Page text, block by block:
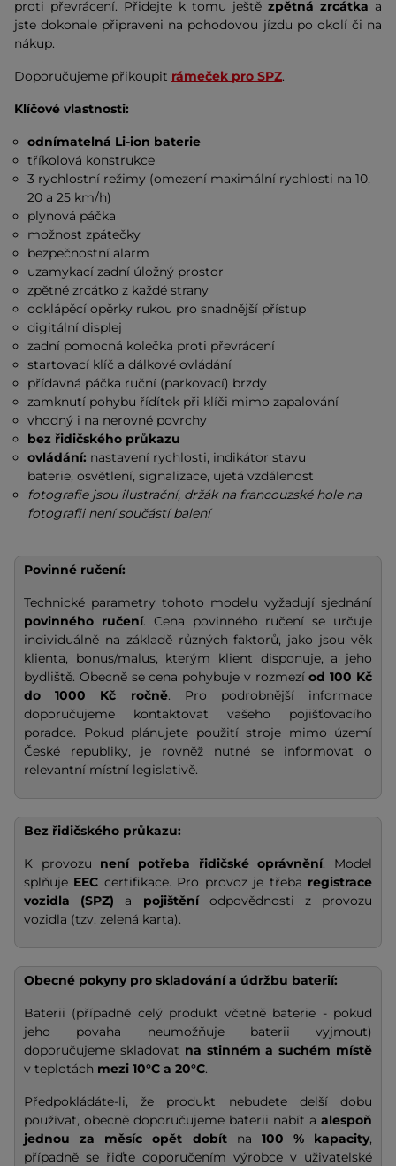
proti převrácení. Přidejte k tomu ještě zpětná zrcátka a
jste dokonale připraveni na pohodovou jízdu po okolí či na
nákup.
Doporučujeme přikoupit rámeček pro SPZ.
Klíčové vlastnosti:
odnímatelná Li-ion baterie
tříkolová konstrukce
3 rychlostní režimy (omezení maximální rychlosti na 10,
20 a 25 km/h)
plynová páčka
možnost zpátečky
bezpečnostní alarm
uzamykací zadní úložný prostor
zpětné zrcátko z každé strany
odklápěcí opěrky rukou pro snadnější přístup
digitální displej
zadní pomocná kolečka proti převrácení
startovací klíč a dálkové ovládání
přídavná páčka ruční (parkovací) brzdy
zamknutí pohybu řídítek při klíči mimo zapalování
vhodný i na nerovné povrchy
bez řidičského průkazu
ovládání: nastavení rychlosti, indikátor stavu
baterie, osvětlení, signalizace, ujetá vzdálenost
fotografie jsou ilustrační, držák na francouzské hole na
fotografii není součástí balení
Povinné ručení:
Technické parametry tohoto modelu vyžadují sjednání
povinného ručení. Cena povinného ručení se určuje
individuálně na základě různých faktorů, jako jsou věk
klienta, bonus/malus, kterým klient disponuje, a jeho
bydliště. Obecně se cena pohybuje v rozmezíod 100 Kč
do 1000 Kč ročně. Pro podrobnější informace
doporučujeme kontaktovat vašeho pojišťovacího
poradce. Pokud plánujete použití stroje mimo území
České republiky, je rovněž nutné se informovat o
relevantní místní legislativě.
Bez řidičského průkazu:
K provozu není potřeba řidičské oprávnění. Model
splňuje EEC certifikace. Pro provoz je třeba registrace
vozidla (SPZ) a pojištění odpovědnosti z provozu
vozidla (tzv. zelená karta).
Obecné pokyny pro skladování a údržbu baterií:
Baterii (případně celý produkt včetně baterie - pokud
jeho povaha neumožňuje baterii vyjmout)
doporučujeme skladovat na stinném a suchém místě
v teplotách mezi 10°C a 20°C.
Předpokládáte-li, že produkt nebudete delší dobu
používat, obecně doporučujeme baterii nabít a alespoň
jednou za měsíc opět dobítna 100 % kapacity,
případně se řiďte doporučením výrobce v uživatelské